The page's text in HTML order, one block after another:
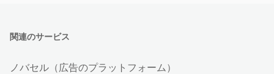
関連のサービス
ノバセル（広告のプラットフォーム）